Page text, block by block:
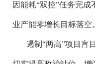
因能耗“双控”任务完
业产能零增长目标落空
遏制 “两高”项目盲